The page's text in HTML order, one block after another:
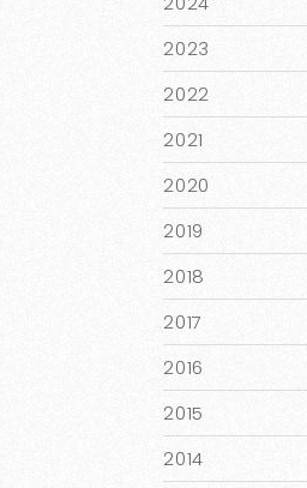
2023
2022
2021
2020
2019
2018
2017
2016
2015
2014